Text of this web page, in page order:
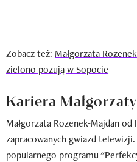
Zobacz też: Małgorzata
zielono pozują w Sopocie
Kariera
Małgorzata Rozenek-Majdan
zapracowanych gwiazd
popularnego programu